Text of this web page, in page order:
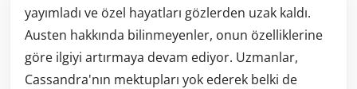
yayımladı ve özel hayatları gözlerden uzak kaldı.
Austen hakkında bilinmeyenler, onun özelliklerine
göre ilgiyi artırmaya devam ediyor. Uzmanlar,
Cassandra'nın mektupları yok ederek belki de